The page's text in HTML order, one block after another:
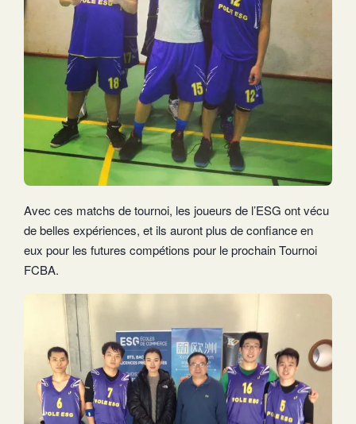
Avec ces matchs de tournoi, les joueurs de l’ESG ont vécu
de belles expériences, et ils auront plus de confiance en
eux pour les futures compétions pour le prochain Tournoi
FCBA.